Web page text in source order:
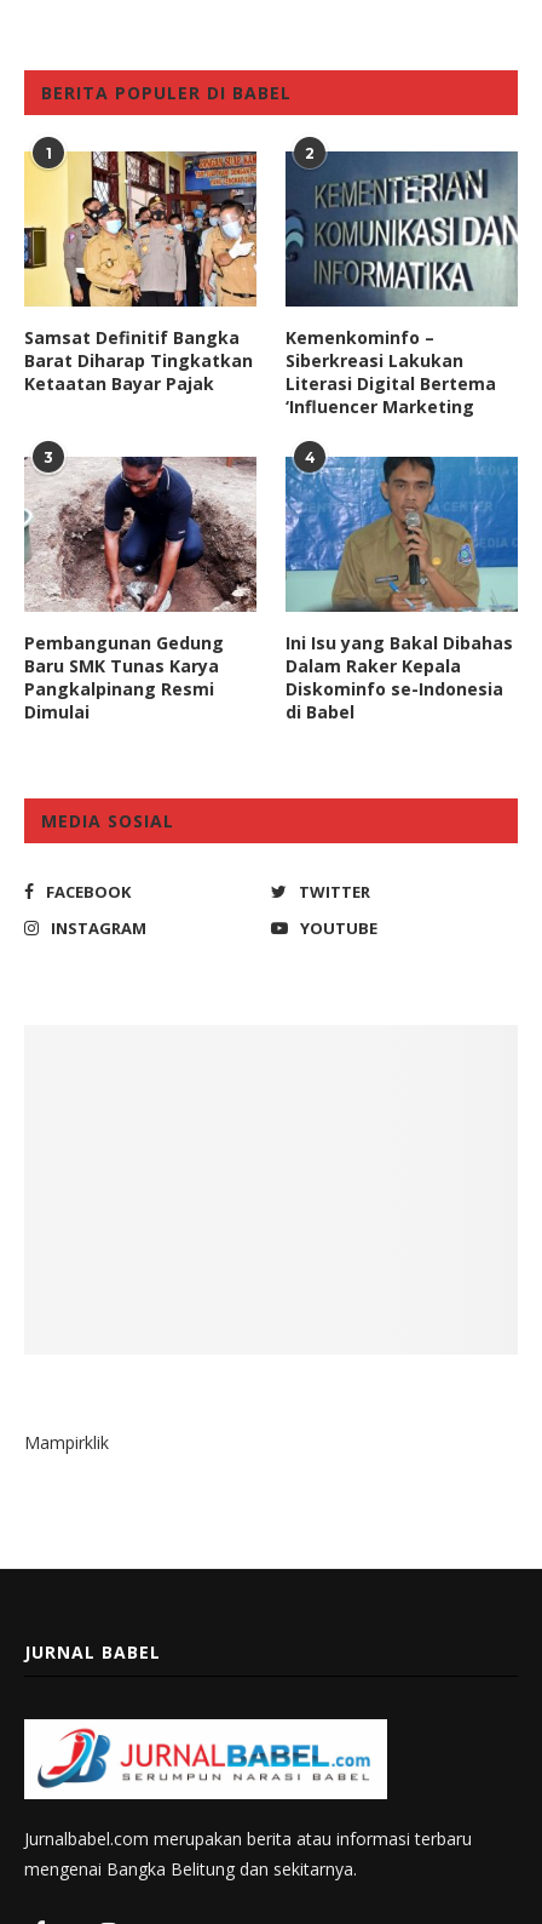
BERITA POPULER DI BABEL
1
Samsat Definitif Bangka
Barat Diharap Tingkatkan
Ketaatan Bayar Pajak
2
Kemenkominfo –
Siberkreasi Lakukan
Literasi Digital Bertema
‘Influencer Marketing
3
Pembangunan Gedung
Baru SMK Tunas Karya
Pangkalpinang Resmi
Dimulai
4
Ini Isu yang Bakal Dibahas
Dalam Raker Kepala
Diskominfo se-Indonesia
di Babel
MEDIA SOSIAL
FACEBOOK
TWITTER
INSTAGRAM
YOUTUBE
Mampirklik
JURNAL BABEL
Jurnalbabel.com merupakan berita atau informasi terbaru
mengenai Bangka Belitung dan sekitarnya.